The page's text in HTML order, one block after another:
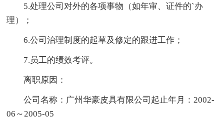
5.处理公司对外的各项事物（如年审、证件的`办
理）；
6.公司治理制度的起草及修定的跟进工作；
7.员工的绩效考评。
离职原因：
公司名称：广州华豪皮具有限公司起止年月：2002-
06～2005-05